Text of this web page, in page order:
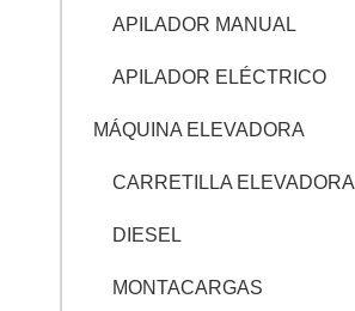
APILADOR MANUAL
APILADOR ELÉCTRICO
MÁQUINA ELEVADORA
CARRETILLA ELEVADORA
DIESEL
MONTACARGAS